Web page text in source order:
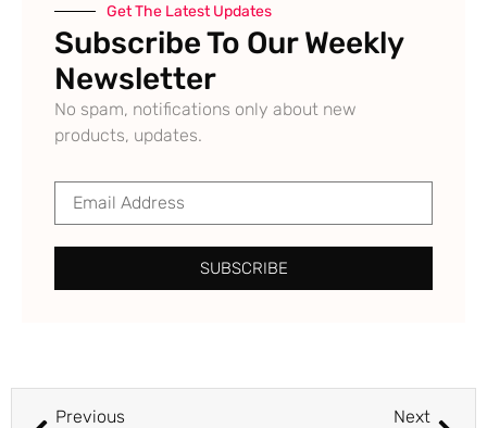
Get The Latest Updates
Subscribe To Our Weekly
Newsletter
No spam, notifications only about new
products, updates.
SUBSCRIBE
Previous Next